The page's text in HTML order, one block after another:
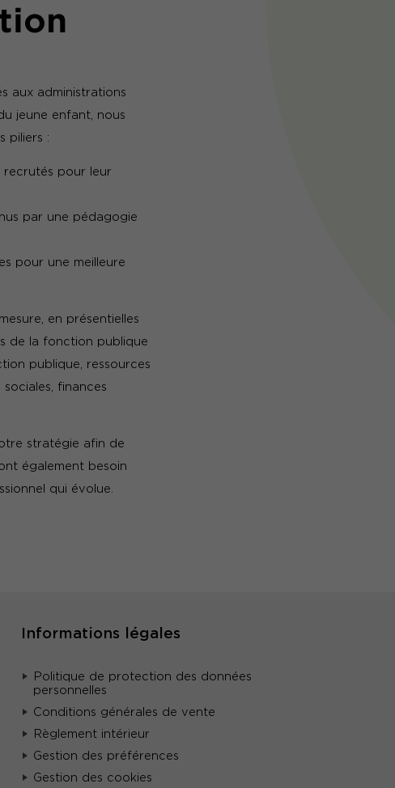
aux administrations
jeune enfant, nous
piliers :
recrutés pour leur
par une pédagogie
pour une meilleure
en présentielles
de la fonction publique
publique, ressources
finances
stratégie afin de
également besoin
qui évolue.
Informations légales
Politique de protection des données
personnelles
Conditions générales de vente
Règlement intérieur
Gestion des préférences
Gestion des cookies